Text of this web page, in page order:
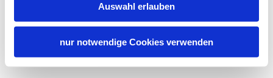
Auswahl erlauben
nur notwendige Cookies verwenden